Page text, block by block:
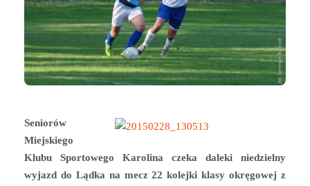
Seniorów
Miejskiego
Klubu Sportowego Karolina czeka daleki niedzielny
wyjazd do Lądka na mecz 22 kolejki klasy okręgowej z